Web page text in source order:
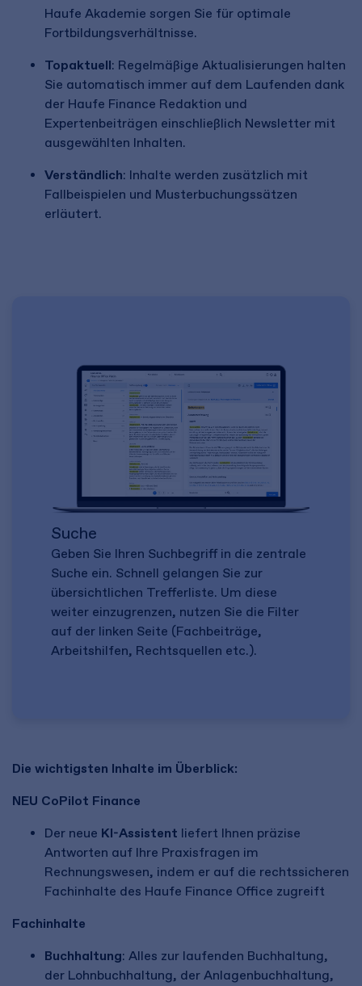
Haufe Akademie sorgen Sie für optimale
Fortbildungsverhältnisse.
Topaktuell: Regelmäßige Aktualisierungen halten
Sie automatisch immer auf dem Laufenden dank
der Haufe Finance Redaktion und
Expertenbeiträgen einschließlich Newsletter mit
ausgewählten Inhalten.
Verständlich: Inhalte werden zusätzlich mit
Fallbeispielen und Musterbuchungssätzen
erläutert.
Suche
Geben Sie Ihren Suchbegriff in die zentrale
Suche ein. Schnell gelangen Sie zur
übersichtlichen Trefferliste. Um diese
weiter einzugrenzen, nutzen Sie die Filter
auf der linken Seite (Fachbeiträge,
Arbeitshilfen, Rechtsquellen etc.).
Die wichtigsten Inhalte im Überblick:
NEU CoPilot Finance
Der neue KI-Assistent liefert Ihnen präzise
Antworten auf Ihre Praxisfragen im
Rechnungswesen, indem er auf die rechtssicheren
Fachinhalte des Haufe Finance Office zugreift
Fachinhalte
Buchhaltung: Alles zur laufenden Buchhaltung,
der Lohnbuchhaltung, der Anlagenbuchhaltung,